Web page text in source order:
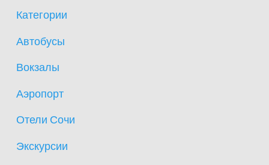
Категории
Автобусы
Вокзалы
Аэропорт
Отели Сочи
Экскурсии